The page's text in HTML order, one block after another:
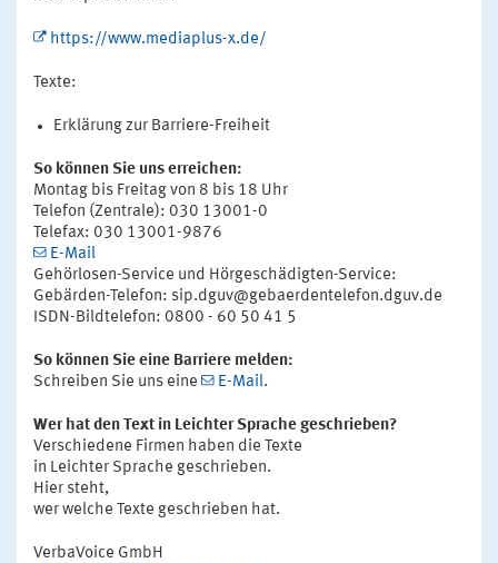
https://www.mediaplus-x.de/
Texte:
Erklärung zur Barriere-Freiheit
So können Sie uns erreichen:
Montag bis Freitag von 8 bis 18 Uhr
Telefon (Zentrale): 030 13001-0
Telefax: 030 13001-9876
E-Mail
Gehörlosen-Service und Hörgeschädigten-Service:
Gebärden-Telefon: sip.dguv@gebaerdentelefon.dguv.de
ISDN-Bildtelefon: 0800 - 60 50 41 5
So können Sie eine Barriere melden:
Schreiben Sie uns eine
E-Mail.
Wer hat den Text in Leichter Sprache geschrieben?
Verschiedene Firmen haben die Texte
in Leichter Sprache geschrieben.
Hier steht,
wer welche Texte geschrieben hat.
VerbaVoice GmbH